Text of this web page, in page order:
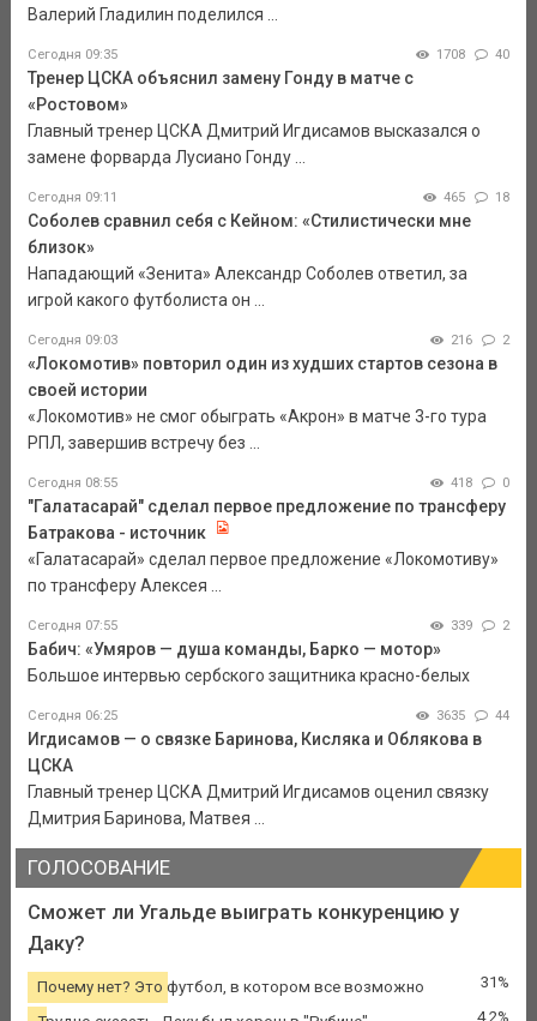
Валерий Гладилин поделился ...
Сегодня 09:35 1708 40
Тренер ЦСКА объяснил замену Гонду в матче с
«Ростовом»
Главный тренер ЦСКА Дмитрий Игдисамов высказался о
замене форварда Лусиано Гонду ...
Сегодня 09:11 465 18
Соболев сравнил себя с Кейном: «Стилистически мне
близок»
Нападающий «Зенита» Александр Соболев ответил, за
игрой какого футболиста он ...
Сегодня 09:03 216 2
«Локомотив» повторил один из худших стартов сезона в
своей истории
«Локомотив» не смог обыграть «Акрон» в матче 3-го тура
РПЛ, завершив встречу без ...
Сегодня 08:55 418 0
"Галатасарай" сделал первое предложение по трансферу
Батракова - источник
«Галатасарай» сделал первое предложение «Локомотиву»
по трансферу Алексея ...
Сегодня 07:55 339 2
Бабич: «Умяров — душа команды, Барко — мотор»
Большое интервью сербского защитника красно-белых
Сегодня 06:25 3635 44
Игдисамов — о связке Баринова, Кисляка и Облякова в
ЦСКА
Главный тренер ЦСКА Дмитрий Игдисамов оценил связку
Дмитрия Баринова, Матвея ...
ГОЛОСОВАНИЕ
Сможет ли Угальде выиграть конкуренцию у
Даку?
Почему нет? Это футбол, в котором все возможно 31%
4.2%